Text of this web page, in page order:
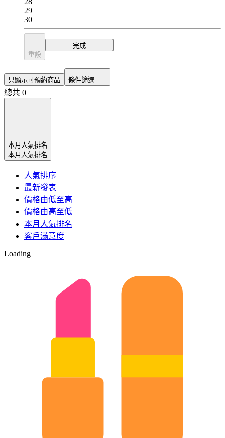
29
30
重設
完成
只顯示可預約商品 條件篩選
總共 0
本月人氣排名
本月人氣排名
人氣排序
最新發表
價格由低至高
價格由高至低
本月人氣排名
客戶滿意度
Loading